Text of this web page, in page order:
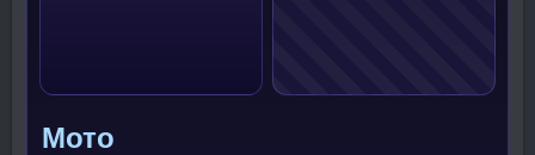
Мото